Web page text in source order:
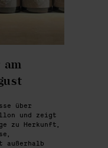
am
über
und zeigt
zu Herkunft,
außerhalb